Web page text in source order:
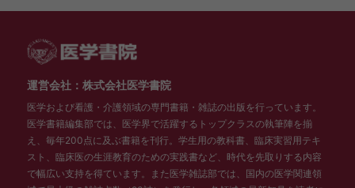
運営会社：株式会社医学書院
医学および看護・介護領域の専門書籍・雑誌の出版を行っています。
医学書籍編集部では、医学界で活躍するトップクラスの執筆陣を揃
え、毎年200点に及ぶ書籍を刊行。学生用の教科書、臨床実習用テキ
スト、臨床医の生涯教育のための実践書など、時代を先取りする内容
で幅広い支持を得ています。また医学雑誌部では、国内の医学関連領